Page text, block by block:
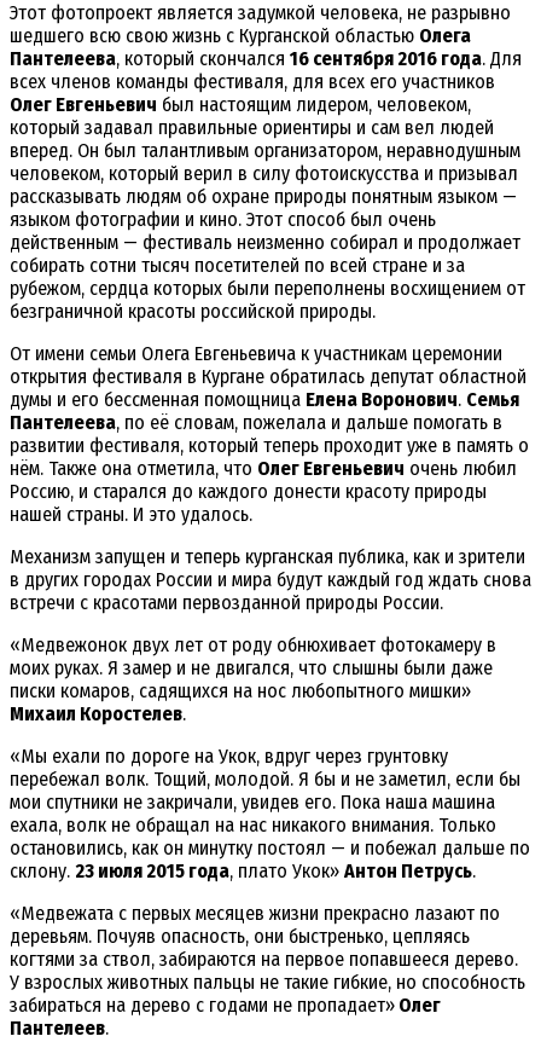
Этот фотопроект является задумкой человека, не разрывно
шедшего всю свою жизнь с Курганской областью Олега
Пантелеева, который скончался 16 сентября 2016 года. Для
всех членов команды фестиваля, для всех его участников
Олег Евгеньевич был настоящим лидером, человеком,
который задавал правильные ориентиры и сам вел людей
вперед. Он был талантливым организатором, неравнодушным
человеком, который верил в силу фотоискусства и призывал
рассказывать людям об охране природы понятным языком —
языком фотографии и кино. Этот способ был очень
действенным — фестиваль неизменно собирал и продолжает
собирать сотни тысяч посетителей по всей стране и за
рубежом, сердца которых были переполнены восхищением от
безграничной красоты российской природы.
От имени семьи Олега Евгеньевича к участникам церемонии
открытия фестиваля в Кургане обратилась депутат областной
думы и его бессменная помощница Елена Воронович. Семья
Пантелеева, по её словам, пожелала и дальше помогать в
развитии фестиваля, который теперь проходит уже в память о
нём. Также она отметила, что Олег Евгеньевич очень любил
Россию, и старался до каждого донести красоту природы
нашей страны. И это удалось.
Механизм запущен и теперь курганская публика, как и зрители
в других городах России и мира будут каждый год ждать снова
встречи с красотами первозданной природы России.
«Медвежонок двух лет от роду обнюхивает фотокамеру в
моих руках. Я замер и не двигался, что слышны были даже
писки комаров, садящихся на нос любопытного мишки»
Михаил Коростелев.
«Мы ехали по дороге на Укок, вдруг через грунтовку
перебежал волк. Тощий, молодой. Я бы и не заметил, если бы
мои спутники не закричали, увидев его. Пока наша машина
ехала, волк не обращал на нас никакого внимания. Только
остановились, как он минутку постоял — и побежал дальше по
склону. 23 июля 2015 года, плато Укок» Антон Петрусь.
«Медвежата с первых месяцев жизни прекрасно лазают по
деревьям. Почуяв опасность, они быстренько, цепляясь
когтями за ствол, забираются на первое попавшееся дерево.
У взрослых животных пальцы не такие гибкие, но способность
забираться на дерево с годами не пропадает» Олег
Пантелеев.